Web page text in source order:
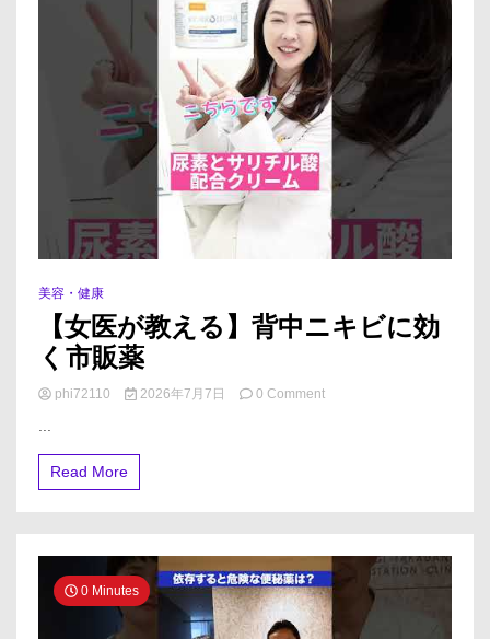
#
皮
膚
科
#
し
の
生
美容・健康
【女医が教える】背中ニキビに効
く市販薬
phi72110 2026年7月7日 0 Commenton
ニ
キ
ビ
に
...
Read More
0 Minutes